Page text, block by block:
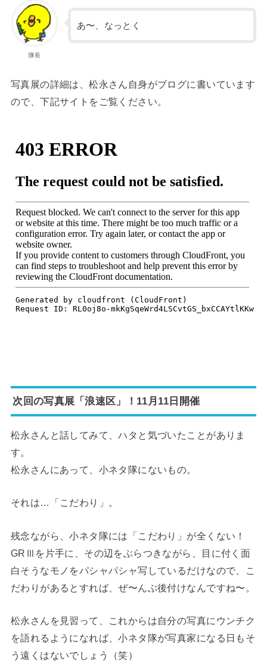
隊長
あ〜、なっとく
写真展の詳細は、松永さん自身がブログに書いています
ので、下記サイトをご覧ください。
次回の写真展「浪速区」！11月11日開催
松永さんと話してみて、ハタと気づいたことがありま
す。
松永さんにあって、小ネタ隊にないもの。
それは…「こだわり」。
残念ながら、小ネタ隊には「こだわり」が全くない！
GRⅢを片手に、その辺をぶらつきながら、目に付く面
白そうなモノをパシャパシャ写しているだけなので、こ
だわりがあるとすれば、ぜ〜んぶ後付けなんですね〜。
松永さんを見習って、これからは自分の写真にウンチク
を語れるようになれば、小ネタ隊が写真家になる日もそ
う遠くはないでしょう（笑）